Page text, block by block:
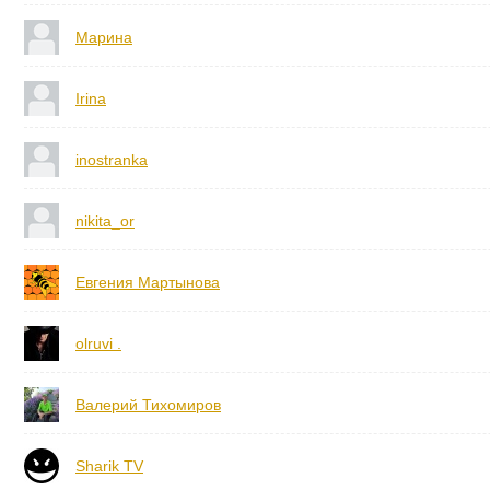
Марина
Irina
inostranka
nikita_or
Евгения Мартынова
olruvi .
Валерий Тихомиров
Sharik TV